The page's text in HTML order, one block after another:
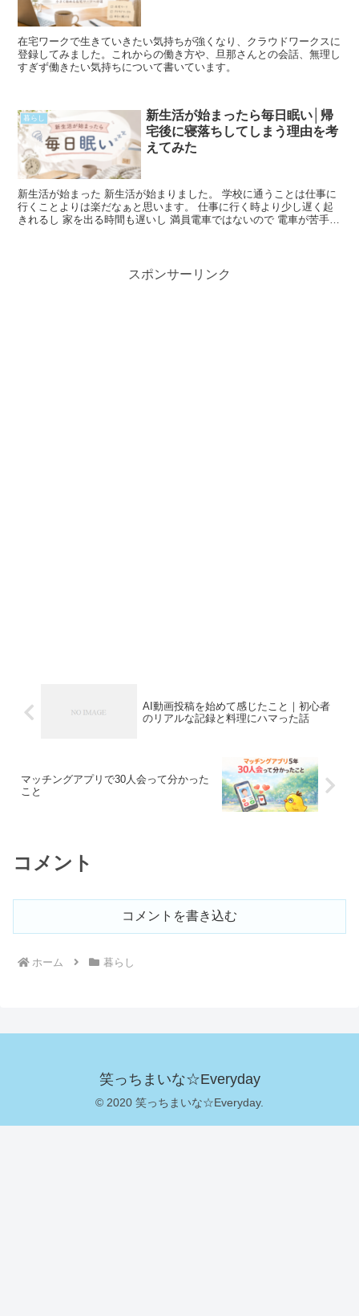
在宅ワークで生きていきたい気持ちが強くなり、クラウドワークスに
登録してみました。これからの働き方や、旦那さんとの会話、無理し
すぎず働きたい気持ちについて書いています。
暮らし
新生活が始まったら毎日眠い│帰
宅後に寝落ちしてしまう理由を考
えてみた
新生活が始まった 新生活が始まりました。 学校に通うことは仕事に
行くことよりは楽だなぁと思います。 仕事に行く時より少し遅く起
きれるし 家を出る時間も遅いし 満員電車ではないので 電車が苦手だ
スポンサーリンク
AI動画投稿を始めて感じたこと｜初心者
のリアルな記録と料理にハマった話
マッチングアプリで30人会って分かった
こと
コメント
コメントを書き込む
ホーム 暮らし
笑っちまいな☆Everyday
© 2020 笑っちまいな☆Everyday.